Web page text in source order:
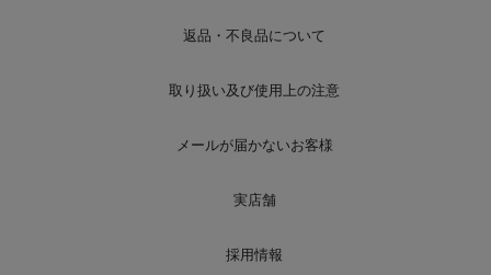
返品・不良品について
取り扱い及び使用上の注意
メールが届かないお客様
実店舗
採用情報